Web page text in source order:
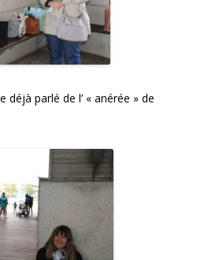
parlé de l’ « anérée » de